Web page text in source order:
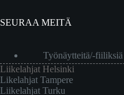
SEURAA MEITÄ
Työnäytteitä/-fiiliksiä
Liikelahjat Helsinki
Likelahjat Tampere
Liikelahjat Turku